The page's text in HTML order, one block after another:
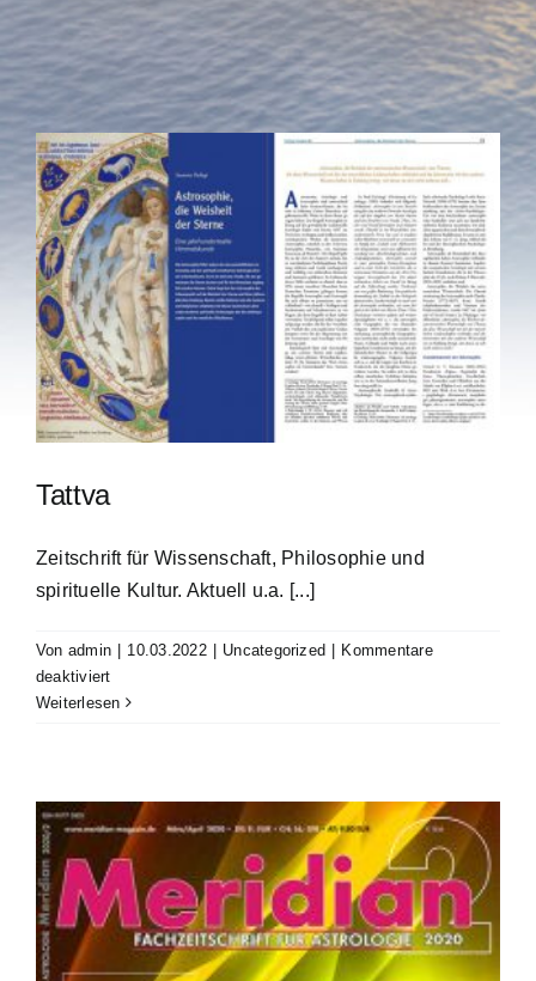
Tattva
Zeitschrift für Wissenschaft, Philosophie und
spirituelle Kultur. Aktuell u.a. [...]
Von admin 10.03.2022 Uncategorized
Kommentare
deaktiviertfür
Tattva
Weiterlesen